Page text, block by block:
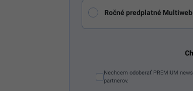
Ročné predplatné Multiweb
Nechcem odoberať PREMIUM
partnerov.